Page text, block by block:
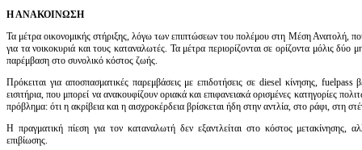
H ANAΚΟΙΝΩΣΗ
Τα μέτρα οικονομικής στήριξης, λόγω των επιπτώσεων του πολέμου στη Μέση Ανατολή,
για τα νοικοκυριά και τους καταναλωτές. Τα μέτρα περιορίζονται σε ορίζοντα μόλις δύο
παρέμβαση στο συνολικό κόστος ζωής.
Πρόκειται για αποσπασματικές παρεμβάσεις με επιδοτήσεις σε diesel κίνησης,
εισιτήρια, που μπορεί να ανακουφίζουν οριακά και επιφανειακά ορισμένες κατηγορίες
πρόβλημα: ότι η ακρίβεια και η αισχροκέρδεια βρίσκεται ήδη στην αντλία, στο ράφι, στη
Η πραγματική πίεση για τον καταναλωτή δεν εξαντλείται στο κόστος μετακίνησης,
επιβίωσης.